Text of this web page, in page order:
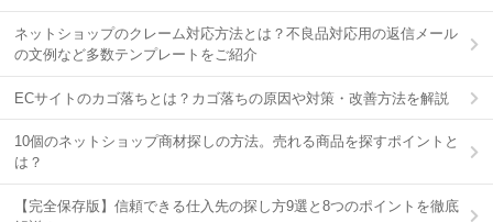
ネットショップのクレーム対応方法とは？不良品対応用の返信メール
の文例など多数テンプレートをご紹介
ECサイトのカゴ落ちとは？カゴ落ちの原因や対策・改善方法を解説
10個のネットショップ商材探しの方法。売れる商品を探すポイントと
は？
【完全保存版】信頼できる仕入先の探し方9選と8つのポイントを徹底